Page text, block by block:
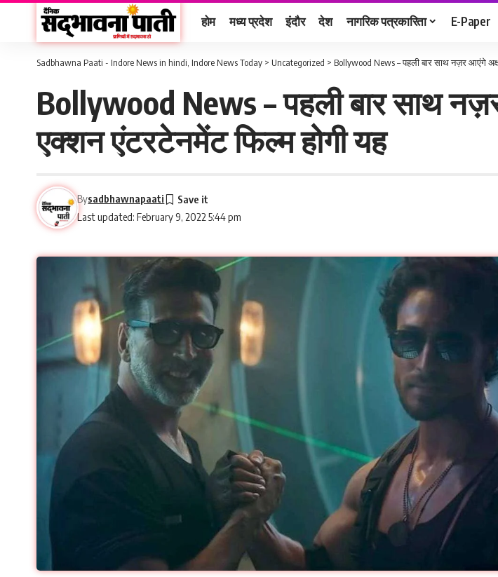
होम मध्य प्रदेश इंदौर देश नागरिक पत्रकारिता E-Paper
Sadbhawna Paati - Indore News in hindi, Indore News Today > Uncategorized > Bollywood News – पहली बार साथ नज़र आएंगे
Bollywood News – पहली बार साथ
एक्शन एंटरटेनमेंट फिल्म होगी यह
Last updated: February 9, 2022 5:44 pm
Bysadbhawnapaati